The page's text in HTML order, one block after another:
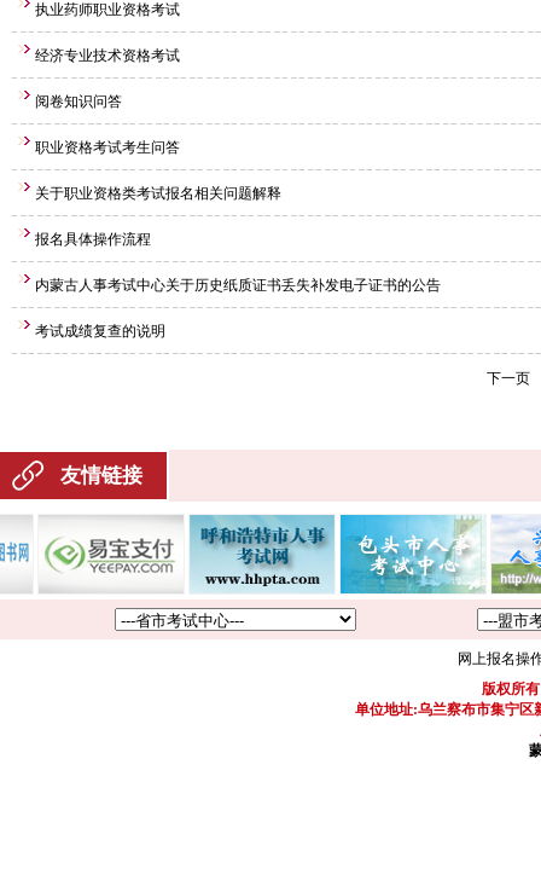
执业药师职业资格考试
经济专业技术资格考试
阅卷知识问答
职业资格考试考生问答
关于职业资格类考试报名相关问题解释
报名具体操作流程
内蒙古人事考试中心关于历史纸质证书丢失补发电子证书的公告
考试成绩复查的说明
下一页
友情链接
网上报名操
版权所
单位地址:乌兰察布市集宁区